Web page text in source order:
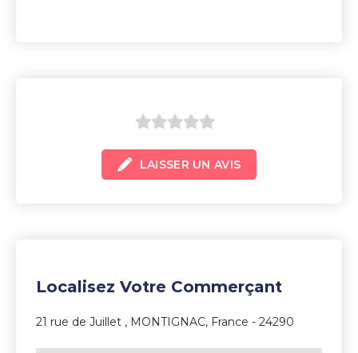
sur
LAISSER UN AVIS
Localisez Votre Commerçant
21 rue de Juillet , MONTIGNAC, France - 24290